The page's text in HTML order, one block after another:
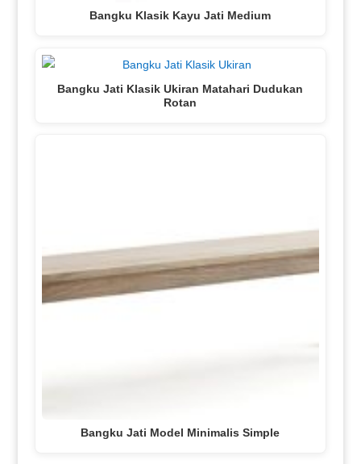
Bangku Klasik Kayu Jati Medium
Bangku Jati Klasik Ukiran Matahari Dudukan
Rotan
Bangku Jati Model Minimalis Simple